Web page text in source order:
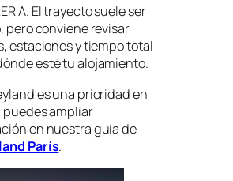
A. El trayecto suele ser
pero conviene revisar
estaciones y tiempo total
esté tu alojamiento.
es una prioridad en
puedes ampliar
en nuestra guía de
París.